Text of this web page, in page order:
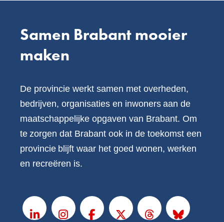
Samen Brabant mooier
maken
De provincie werkt samen met overheden,
bedrijven, organisaties en inwoners aan de
maatschappelijke opgaven van Brabant. Om
te zorgen dat Brabant ook in de toekomst een
provincie blijft waar het goed wonen, werken
en recreëren is.